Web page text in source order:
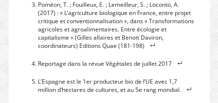
Poméon, T. ; Fouilleux, E. ; Lemeilleur, S. ; Loconto, A.
(2017) : « L’agriculture biologique en France, entre projet
critique et conventionnalisation », dans « Transformations
agricoles et agroalimentaires. Entre écologie et
capitalisme » (Gilles allaires et Benoit Daviron,
coordinateurs) Editions Quae (181-198)
Reportage dans la revue Végétales de juillet 2017
L’Espagne est le 1er producteur bio de l’UE avec 1,7
million d’hectares de cultures, et au 5e rang mondial.